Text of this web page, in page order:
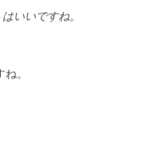
いいですね。
。